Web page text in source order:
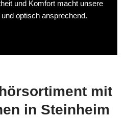
und Komfort macht unsere
optisch ansprechend.
mit
in Steinheim